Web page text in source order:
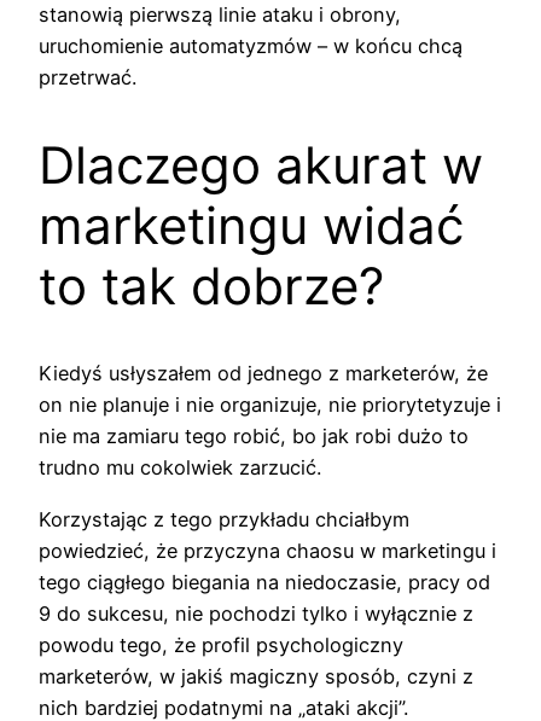
stanowią pierwszą linie ataku i obrony,
uruchomienie automatyzmów – w końcu chcą
przetrwać.
Dlaczego akurat w
marketingu widać
to tak dobrze?
Kiedyś usłyszałem od jednego z marketerów, że
on nie planuje i nie organizuje, nie priorytetyzuje i
nie ma zamiaru tego robić, bo jak robi dużo to
trudno mu cokolwiek zarzucić.
Korzystając z tego przykładu chciałbym
powiedzieć, że przyczyna chaosu w marketingu i
tego ciągłego biegania na niedoczasie, pracy od
9 do sukcesu, nie pochodzi tylko i wyłącznie z
powodu tego, że profil psychologiczny
marketerów, w jakiś magiczny sposób, czyni z
nich bardziej podatnymi na „ataki akcji”.